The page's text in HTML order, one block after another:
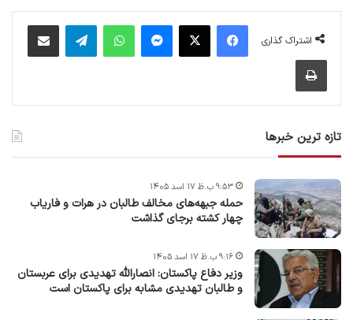
اشتراک گذاری
فیس بوک پیام رسان واتس آپ
تازه ترین خبرها
حمله جبهه‌های مخالف طالبان در هرات و فاریاب
چهار کشته برجای گذاشت
۹:۵۳ ب.ظ ۱۷ اسد ۱۴۰۵
وزیر دفاع پاکستان: انصارالله تهدیدی برای عربستان
و طالبان تهدیدی مشابه برای پاکستان است
۹:۱۶ ب.ظ ۱۷ اسد ۱۴۰۵